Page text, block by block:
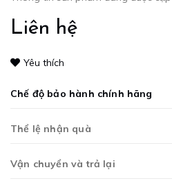
Liên hệ
Yêu thích
Chế độ bảo hành chính hãng
Thể lệ nhận quà
Vận chuyển và trả lại